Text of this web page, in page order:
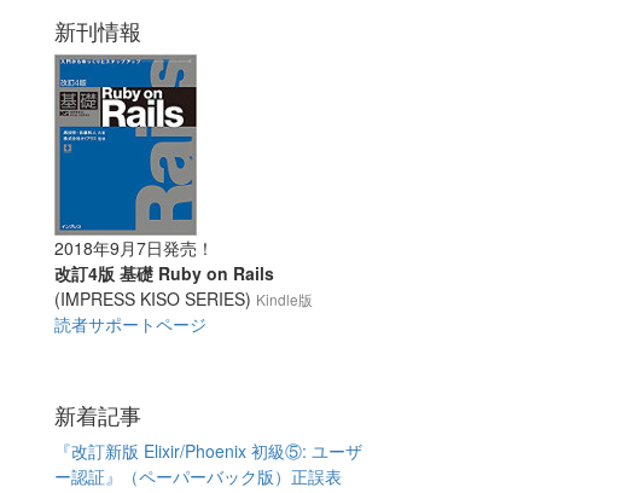
新刊情報
2018年9月7日発売！
改訂4版 基礎 Ruby on Rails
(IMPRESS KISO SERIES) Kindle版
読者サポートページ
新着記事
『改訂新版 Elixir/Phoenix 初級⑤: ユーザ
ー認証』（ペーパーバック版）正誤表